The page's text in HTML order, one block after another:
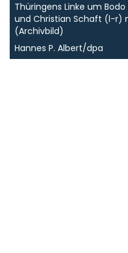
Thüringens Linke um
und Christian Schaft (l-r)
(Archivbild)
Hannes P. Albert/dpa